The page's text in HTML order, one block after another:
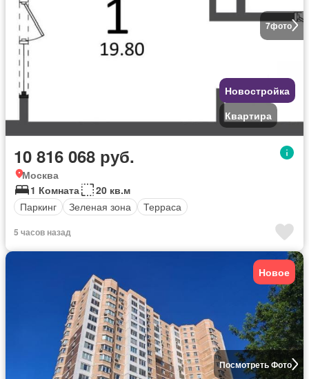
7фото
Новостройка
Квартира
10 816 068 руб.
Москва
1 Комната
20 кв.м
Паркинг
Зеленая зона Терраса
5 часов назад
Посмотреть Фото
Новое